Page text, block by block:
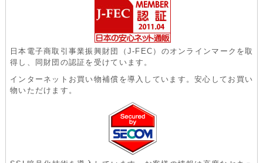
日本電子商取引事業振興財団（J-FEC）のオンラインマークを取
得し、同財団の認証を受けています。
インターネットお買い物補償を導入しています。安心してお買い
物いただけます。